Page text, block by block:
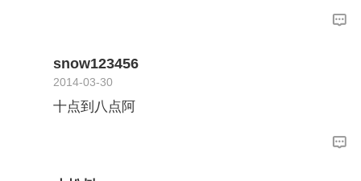
snow123456
2014-03-30
十点到八点阿